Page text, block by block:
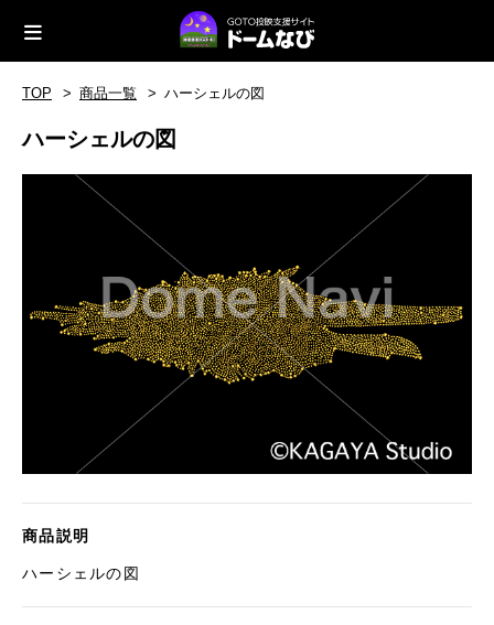
TOP 商品一覧 ハーシェルの図
ハーシェルの図
商品説明
ハーシェルの図